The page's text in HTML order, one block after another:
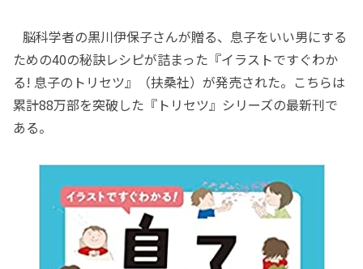
脳科学者の黒川伊保子さんが贈る、息子をいい男にする
ための40の秘訣レシピが詰まった『イラストですぐわか
る! 息子のトリセツ』（扶桑社）が発売された。こちらは
累計88万部を突破した『トリセツ』シリーズの最新刊で
ある。